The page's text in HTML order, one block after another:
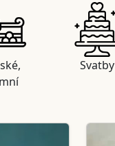
Svatby